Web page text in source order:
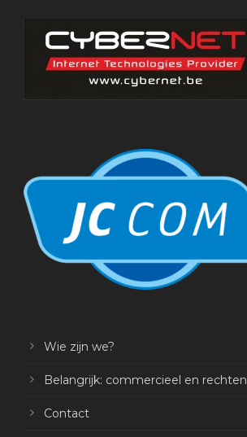
Wie zijn we?
Belangrijk: commercieel en rechten
Contact